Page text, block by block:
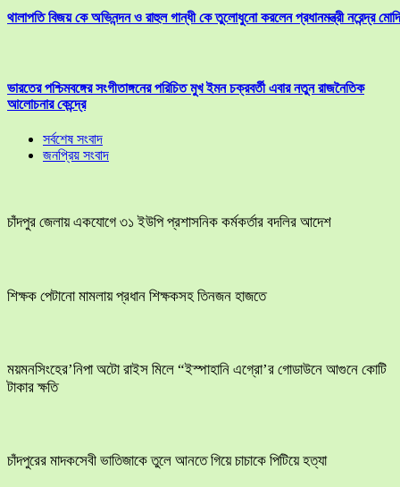
থালাপতি বিজয় কে অভিনন্দন ও রাহুল গান্ধী কে তুলোধুনো করলেন প্রধানমন্ত্রী নরেন্দ্র মোদি
ভারতের পশ্চিমবঙ্গের সংগীতাঙ্গনের পরিচিত মুখ ইমন চক্রবর্তী এবার নতুন রাজনৈতিক
আলোচনার কেন্দ্রে
সর্বশেষ সংবাদ
জনপ্রিয় সংবাদ
চাঁদপুর জেলায় একযোগে ৩১ ইউপি প্রশাসনিক কর্মকর্তার বদলির আদেশ
শিক্ষক পেটানো মামলায় প্রধান শিক্ষকসহ তিনজন হাজতে
ময়মনসিংহের’নিপা অটো রাইস মিলে “ইস্পাহানি এগ্রো’র গোডাউনে আগুনে কোটি
টাকার ক্ষতি
চাঁদপুরের মাদকসেবী ভাতিজাকে তুলে আনতে গিয়ে চাচাকে পিটিয়ে হত্যা